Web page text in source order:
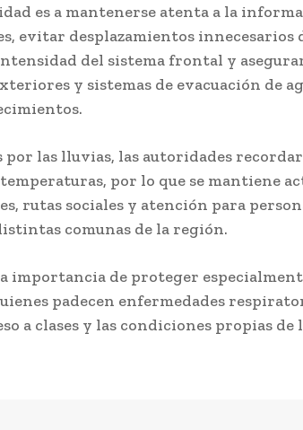
es a mantenerse atenta a la
evitar desplazamientos innecesarios
del sistema frontal y
y sistemas de evacuación de
por las lluvias, las autoridades
por lo que se mantiene
rutas sociales y atención para
comunas de la región.
importancia de proteger
padecen enfermedades
a clases y las condiciones propias de